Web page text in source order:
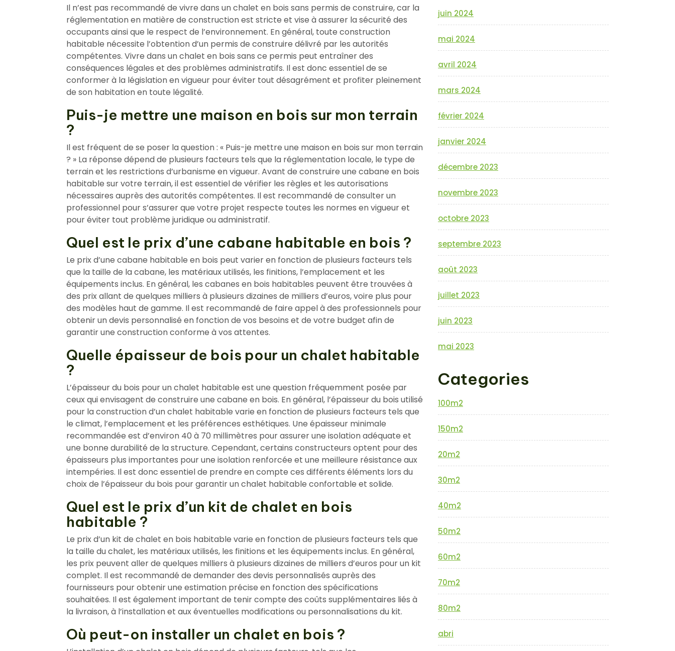
Il n’est pas recommandé de vivre dans un chalet en bois sans permis de construire, car la
réglementation en matière de construction est stricte et vise à assurer la sécurité des
occupants ainsi que le respect de l’environnement. En général, toute construction
habitable nécessite l’obtention d’un permis de construire délivré par les autorités
compétentes. Vivre dans un chalet en bois sans ce permis peut entraîner des
conséquences légales et des problèmes administratifs. Il est donc essentiel de se
conformer à la législation en vigueur pour éviter tout désagrément et profiter pleinement
de son habitation en toute légalité.
Puis-je mettre une maison en bois sur mon terrain
?
Il est fréquent de se poser la question : « Puis-je mettre une maison en bois sur mon terrain
? » La réponse dépend de plusieurs facteurs tels que la réglementation locale, le type de
terrain et les restrictions d’urbanisme en vigueur. Avant de construire une cabane en bois
habitable sur votre terrain, il est essentiel de vérifier les règles et les autorisations
nécessaires auprès des autorités compétentes. Il est recommandé de consulter un
professionnel pour s’assurer que votre projet respecte toutes les normes en vigueur et
pour éviter tout problème juridique ou administratif.
Quel est le prix d’une cabane habitable en bois ?
Le prix d’une cabane habitable en bois peut varier en fonction de plusieurs facteurs tels
que la taille de la cabane, les matériaux utilisés, les finitions, l’emplacement et les
équipements inclus. En général, les cabanes en bois habitables peuvent être trouvées à
des prix allant de quelques milliers à plusieurs dizaines de milliers d’euros, voire plus pour
des modèles haut de gamme. Il est recommandé de faire appel à des professionnels pour
obtenir un devis personnalisé en fonction de vos besoins et de votre budget afin de
garantir une construction conforme à vos attentes.
Quelle épaisseur de bois pour un chalet habitable
?
L’épaisseur du bois pour un chalet habitable est une question fréquemment posée par
ceux qui envisagent de construire une cabane en bois. En général, l’épaisseur du bois utilisé
pour la construction d’un chalet habitable varie en fonction de plusieurs facteurs tels que
le climat, l’emplacement et les préférences esthétiques. Une épaisseur minimale
recommandée est d’environ 40 à 70 millimètres pour assurer une isolation adéquate et
une bonne durabilité de la structure. Cependant, certains constructeurs optent pour des
épaisseurs plus importantes pour une isolation renforcée et une meilleure résistance aux
intempéries. Il est donc essentiel de prendre en compte ces différents éléments lors du
choix de l’épaisseur du bois pour garantir un chalet habitable confortable et solide.
Quel est le prix d’un kit de chalet en bois
habitable ?
Le prix d’un kit de chalet en bois habitable varie en fonction de plusieurs facteurs tels que
la taille du chalet, les matériaux utilisés, les finitions et les équipements inclus. En général,
les prix peuvent aller de quelques milliers à plusieurs dizaines de milliers d’euros pour un kit
complet. Il est recommandé de demander des devis personnalisés auprès des
fournisseurs pour obtenir une estimation précise en fonction des spécifications
souhaitées. Il est également important de tenir compte des coûts supplémentaires liés à
la livraison, à l’installation et aux éventuelles modifications ou personnalisations du kit.
Où peut-on installer un chalet en bois ?
juin 2024
mai 2024
avril 2024
mars 2024
février 2024
janvier 2024
décembre 2023
novembre 2023
octobre 2023
septembre 2023
août 2023
juillet 2023
juin 2023
mai 2023
Categories
100m2
150m2
20m2
30m2
40m2
50m2
60m2
70m2
80m2
abri